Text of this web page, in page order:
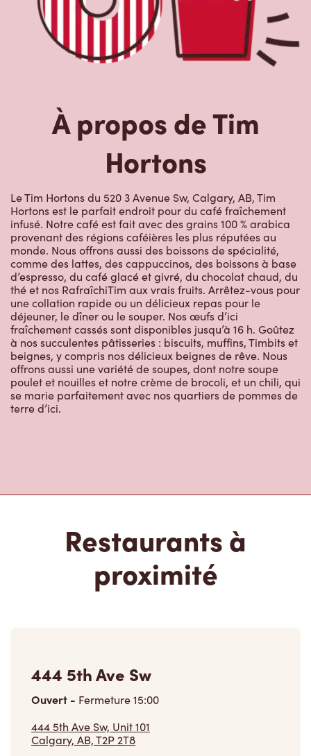
À propos de Tim
Hortons
Le Tim Hortons du 520 3 Avenue Sw, Calgary, AB, Tim
Hortons est le parfait endroit pour du café fraîchement
infusé. Notre café est fait avec des grains 100 % arabica
provenant des régions caféières les plus réputées au
monde. Nous offrons aussi des boissons de spécialité,
comme des lattes, des cappuccinos, des boissons à base
d’espresso, du café glacé et givré, du chocolat chaud, du
thé et nos RafraîchiTim aux vrais fruits. Arrêtez-vous pour
une collation rapide ou un délicieux repas pour le
déjeuner, le dîner ou le souper. Nos œufs d’ici
fraîchement cassés sont disponibles jusqu’à 16 h. Goûtez
à nos succulentes pâtisseries : biscuits, muffins, Timbits et
beignes, y compris nos délicieux beignes de rêve. Nous
offrons aussi une variété de soupes, dont notre soupe
poulet et nouilles et notre crème de brocoli, et un chili, qui
se marie parfaitement avec nos quartiers de pommes de
terre d’ici.
Restaurants à
proximité
444 5th Ave Sw
Ouvert - Fermeture15:00
444 5th Ave Sw, Unit 101
Calgary, AB, T2P 2T8